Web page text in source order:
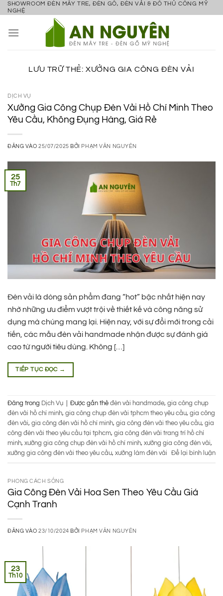
Bỏ
nội
SHOWROOM ĐÈN MÂY TRE, ĐÈN GỖ, ĐÈN VẢI & ĐỒ THỦ CÔNG MỸ
NGHỆ
LƯU TRỮ THẺ: XƯỞNG GIA CÔNG ĐÈN VẢI
DỊCH VỤ
Xưởng Gia Công Chụp Đèn Vải Hồ Chí Minh Theo
Yêu Cầu, Không Đụng Hàng, Giá Rẻ
ĐĂNG VÀO25/07/2025 BỞI PHẠM VĂN NGUYÊN
25
Th7
Đèn vải là dòng sản phẩm đang “hot” bậc nhất hiện nay
nhờ những ưu điểm vượt trội về thiết kế và công năng sử
dụng mà chúng mang lại. Hiện nay, với sự đổi mới trong cải
tiến, các mẫu đèn vải handmade nhận được sự đánh giá
cao từ người tiêu dùng. Không […]
TIẾP TỤC ĐỌC →
Đăng trong Dịch Vụ Được gắn thẻ đèn vải handmade, gia công chụp
đèn vải hồ chí minh, gia công chụp đèn vải tphcm theo yêu cầu, gia công
đèn vải, gia công đèn vải hồ chí minh, gia công đèn vải theo yêu cầu, gia
công đèn vải theo yêu cầu tại tphcm, gia công đèn vải trang trí hồ chí
minh, xưởng gia công chụp đèn vải hồ chí minh, xưởng gia công đèn vải,
xưởng gia công đèn vải theo yêu cầu, xưởng làm đèn vải Để lại bình luận
PHONG CÁCH SỐNG
Gia Công Đèn Vải Hoa Sen Theo Yêu Cầu Giá
Cạnh Tranh
ĐĂNG VÀO23/10/2024 BỞI PHẠM VĂN NGUYÊN
23
Th10